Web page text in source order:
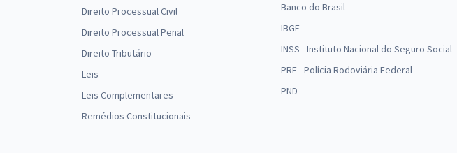
Direito Processual Civil
Direito Processual Penal
Direito Tributário
Leis
Leis Complementares
Remédios Constitucionais
Banco do Brasil
IBGE
INSS - Instituto Nacional do Seguro Social
PRF - Polícia Rodoviária Federal
PND